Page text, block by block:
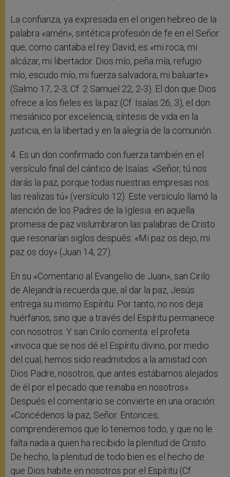
La confianza, ya expresada en el origen hebreo de la
palabra «amén», sintética profesión de fe en el Señor
que, como cantaba el rey David, es «mi roca, mi
alcázar, mi libertador. Dios mío, peña mía, refugio
mío, escudo mío, mi fuerza salvadora, mi baluarte»
(Salmo 17, 2-3; Cf. 2 Samuel 22, 2-3). El don que Dios
ofrece a los fieles es la paz (Cf. Isaías 26, 3), el don
mesiánico por excelencia, síntesis de vida en la
justicia, en la libertad y en la alegría de la comunión.
4. Es un don confirmado con fuerza también en el
versículo final del cántico de Isaías: «Señor, tú nos
darás la paz, porque todas nuestras empresas nos
las realizas tú» (versículo 12). Este versículo llamó la
atención de los Padres de la Iglesia: en aquella
promesa de paz vislumbraron las palabras de Cristo
que resonarían siglos después: «Mi paz os dejo, mi
paz os doy» (Juan 14, 27).
En su «Comentario al Evangelio de Juan», san Cirilo
de Alejandría recuerda que, al dar la paz, Jesús
entrega su mismo Espíritu. Por tanto, no nos deja
huérfanos, sino que a través del Espíritu permanece
con nosotros. Y san Cirilo comenta: el profeta
«invoca que se nos dé el Espíritu divino, por medio
del cual, hemos sido readmitidos a la amistad con
Dios Padre, nosotros, que antes estábamos alejados
de él por el pecado que reinaba en nosotros».
Después el comentario se convierte en una oración:
«Concédenos la paz, Señor. Entonces,
comprenderemos que lo tenemos todo, y que no le
falta nada a quien ha recibido la plenitud de Cristo.
De hecho, la plenitud de todo bien es el hecho de
que Dios habite en nosotros por el Espíritu (Cf.